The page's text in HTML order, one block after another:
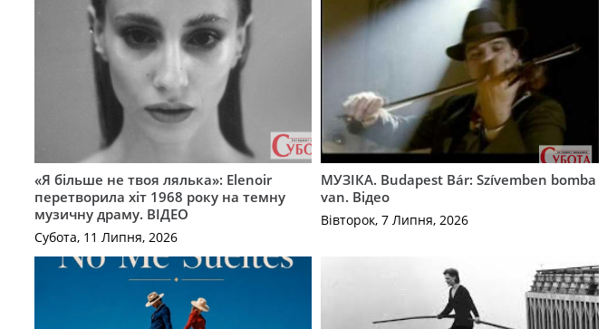
«Я більше не твоя лялька»: Elenoir
перетворила хіт 1968 року на темну
музичну драму. ВІДЕО
Субота, 11 Липня, 2026
МУЗІКА. Budapest Bár: Szívemben bomba
van. Відео
Вівторок, 7 Липня, 2026